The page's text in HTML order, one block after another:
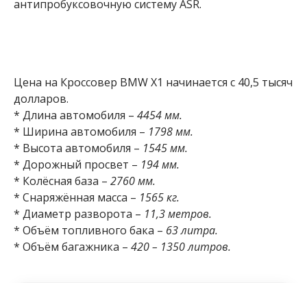
антипробуксовочную систему ASR.
Цена на Кроссовер BMW X1 начинается с 40,5 тысяч
долларов.
* Длина автомобиля – 4454 мм.
* Ширина автомобиля – 1798 мм.
* Высота автомобиля – 1545 мм.
* Дорожный просвет – 194 мм.
* Колёсная база – 2760 мм.
* Снаряжённая масса – 1565 кг.
* Диаметр разворота – 11,3 метров.
* Объём топливного бака – 63 литра.
* Объём багажника – 420 – 1350 литров.